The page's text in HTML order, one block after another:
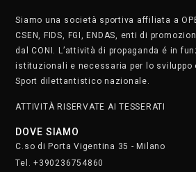
Siamo una società sportiva affiliata a
CSEN, FIDS, FGI, ENDAS, enti di
dal CONI. L’attività di propaganda é in
istituzionali e necessaria per lo sviluppo
Sport dilettantistico nazionale.
ATTIVITÀ RISERVATE AI TESSERATI
DOVE SIAMO
C.so di Porta Vigentina 35 - Milano
Tel. +390236754860